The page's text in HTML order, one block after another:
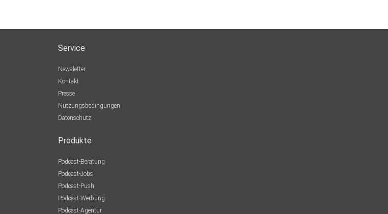
Service
Newsletter
Kontakt
Presse
Nutzungsbedingungen
Datenschutz
Produkte
Podcast-Beratung
Podcast-Jobs
Podcast-Push
Podcast-Werbung
Podcast-Agentur